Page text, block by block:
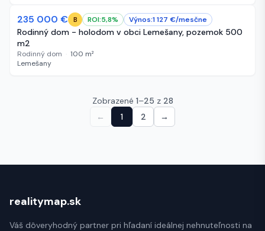
483 dní
235 000 € B ROI:5,8% Výnos:1 127 €/mesčne
Rodinný dom - holodom v obci Lemešany, pozemok 500
m2
Rodinný dom · 100 m²
Lemešany
Zobrazené 1–25 z 28
←
1 2 →
realitymap.sk
Váš dôveryhodný partner pri hľadaní ideálnej nehnuteľnosti na